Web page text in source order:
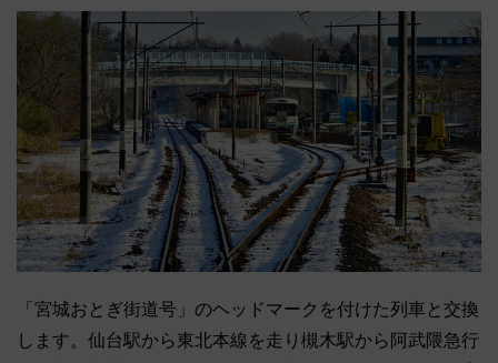
「宮城おとぎ街道号」のヘッドマークを付けた列車と交換
します。仙台駅から東北本線を走り槻木駅から阿武隈急行